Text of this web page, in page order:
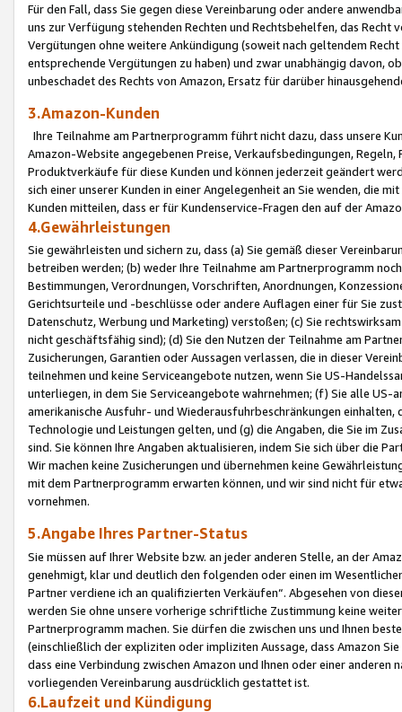
Für den Fall, dass Sie gegen diese Vereinbarung oder andere
uns zur Verfügung stehenden Rechten und Rechtsbehelfen, das
Vergütungen ohne weitere Ankündigung (soweit nach geltendem
entsprechende Vergütungen zu haben) und zwar unabhängig davon,
unbeschadet des Rechts von Amazon, Ersatz für darüber
3.Amazon-Kunden
Ihre Teilnahme am Partnerprogramm führt nicht dazu, dass unsere
Amazon-Website angegebenen Preise, Verkaufsbedingungen,
Produktverkäufe für diese Kunden und können jederzeit geändert
sich einer unserer Kunden in einer Angelegenheit an Sie wenden, die
Kunden mitteilen, dass er für Kundenservice-Fragen den auf der
4.Gewährleistungen
Sie gewährleisten und sichern zu, dass (a) Sie gemäß dieser
betreiben werden; (b) weder Ihre Teilnahme am Partnerprogramm
Bestimmungen, Verordnungen, Vorschriften, Anordnungen,
Gerichtsurteile und -beschlüsse oder andere Auflagen einer für Sie
Datenschutz, Werbung und Marketing) verstoßen; (c) Sie
nicht geschäftsfähig sind); (d) Sie den Nutzen der Teilnahme am
Zusicherungen, Garantien oder Aussagen verlassen, die in dieser
teilnehmen und keine Serviceangebote nutzen, wenn Sie US-
unterliegen, in dem Sie Serviceangebote wahrnehmen; (f) Sie alle
amerikanische Ausfuhr- und Wiederausfuhrbeschränkungen
Technologie und Leistungen gelten, und (g) die Angaben, die Sie im
sind. Sie können Ihre Angaben aktualisieren, indem Sie sich über die
Wir machen keine Zusicherungen und übernehmen keine
mit dem Partnerprogramm erwarten können, und wir sind nicht für
vornehmen.
5.Angabe Ihres Partner-Status
Sie müssen auf Ihrer Website bzw. an jeder anderen Stelle, an der
genehmigt, klar und deutlich den folgenden oder einen im
Partner verdiene ich an qualifizierten Verkäufen“. Abgesehen von
werden Sie ohne unsere vorherige schriftliche Zustimmung keine
Partnerprogramm machen. Sie dürfen die zwischen uns und Ihnen
(einschließlich der expliziten oder impliziten Aussage, dass Amazon
dass eine Verbindung zwischen Amazon und Ihnen oder einer
vorliegenden Vereinbarung ausdrücklich gestattet ist.
6.Laufzeit und Kündigung